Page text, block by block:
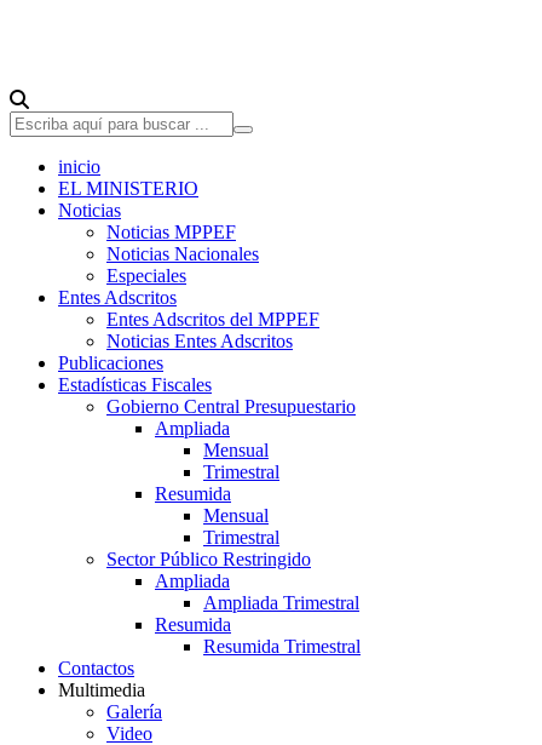
inicio
EL MINISTERIO
Noticias
Noticias MPPEF
Noticias Nacionales
Especiales
Entes Adscritos
Entes Adscritos del MPPEF
Noticias Entes Adscritos
Publicaciones
Estadísticas Fiscales
Gobierno Central Presupuestario
Ampliada
Mensual
Trimestral
Resumida
Mensual
Trimestral
Sector Público Restringido
Ampliada
Ampliada Trimestral
Resumida
Resumida Trimestral
Contactos
Multimedia
Galería
Video